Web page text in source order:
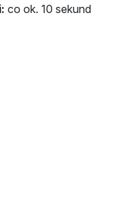
co ok. 10 sekund